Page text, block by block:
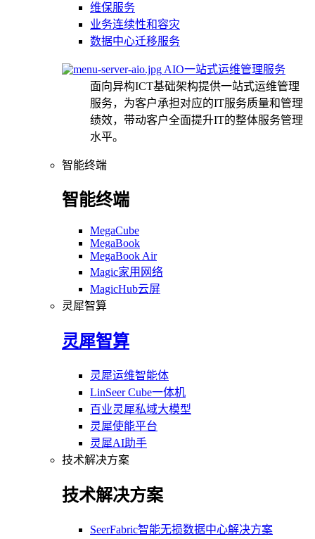
维保服务
业务连续性和容灾
数据中心迁移服务
AIO一站式运维管理服务
面向异构ICT基础架构提供一站式运维管理
服务，为客户承担对应的IT服务质量和管理
绩效，带动客户全面提升IT的整体服务管理
水平。
智能终端
智能终端
MegaCube
MegaBook
MegaBook Air
Magic家用网络
MagicHub云屏
灵犀智算
灵犀智算
灵犀运维智能体
LinSeer Cube一体机
百业灵犀私域大模型
灵犀使能平台
灵犀AI助手
技术解决方案
技术解决方案
SeerFabric智能无损数据中心解决方案